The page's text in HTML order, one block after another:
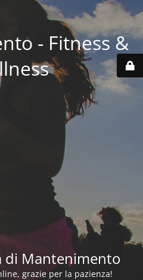
- Fitness &
di Mantenimento
grazie per la pazienza!